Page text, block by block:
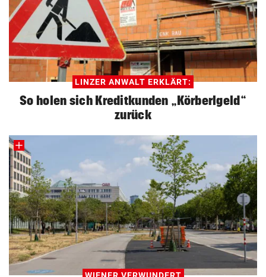
LINZER ANWALT ERKLÄRT:
So holen sich Kreditkunden „Körberlgeld“
zurück